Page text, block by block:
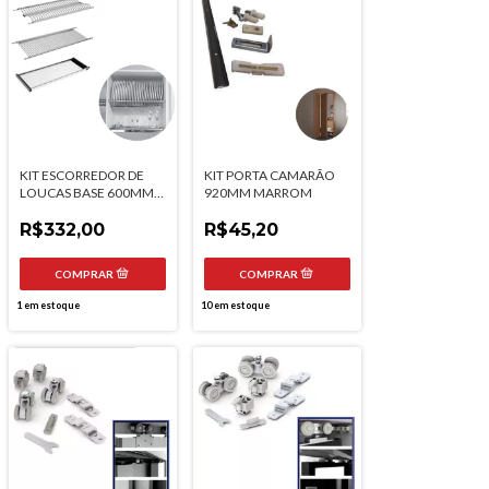
KIT ESCORREDOR DE
LOUCAS BASE 600MM
R$332,00
1 em estoque
KIT PORTA CAMARÃO
920MM MARROM
R$45,20
10em estoque